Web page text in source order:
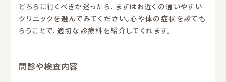
どちらに行くべきか迷ったら、まずはお近くの通いやすい
クリニックを選んでみてください。心や体の症状を診ても
らうことで、適切な診療科を紹介してくれます。
問診や検査内容